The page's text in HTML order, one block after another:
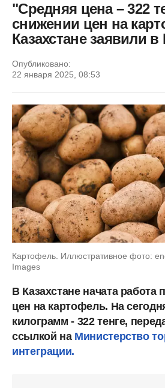
"Средняя цена – 322
снижении цен на
Казахстане заявили
Опубликовано:
22 января 2025, 08:53
Картофель. Иллюстративное фото:
Images
В Казахстане начата работа
цен на картофель. На
килограмм - 322 тенге,
ссылкой наМинистерство
интеграции.